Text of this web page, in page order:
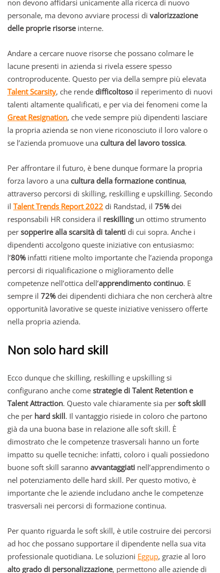
non devono affidarsi unicamente alla ricerca di nuovo
personale, ma devono avviare processi di valorizzazione
delle proprie risorseinterne.
Andare a cercare nuove risorse che possano colmare le
lacune presenti in azienda si rivela essere spesso
controproducente. Questo per via della sempre più elevata
Talent Scarsity, che rende difficoltoso il reperimento di nuovi
talenti altamente qualificati, e per via dei fenomeni come la
Great Resignation, che vede sempre più dipendenti lasciare
la propria azienda se non viene riconosciuto il loro valore o
se l’azienda promuove una cultura del lavoro tossica.
Per affrontare il futuro, è bene dunque formare la propria
forza lavoro a una cultura della formazione continua,
attraverso percorsi di skilling, reskilling e upskilling. Secondo
il Talent Trends Report 2022 di Randstad, il 75%dei
responsabili HR considera il reskilling un ottimo strumento
per sopperire alla scarsità di talenti di cui sopra. Anche i
dipendenti accolgono queste iniziative con entusiasmo:
l’80%infatti ritiene molto importante che l’azienda proponga
percorsi di riqualificazione o miglioramento delle
competenze nell’ottica dell’apprendimento continuo. E
sempre il 72%dei dipendenti dichiara che non cercherà altre
opportunità lavorative se queste iniziative venissero offerte
nella propria azienda.
Non solo hard skill
Ecco dunque che skilling, reskilling e upskilling si
configurano anche come strategie di Talent Retention e
Talent Attraction. Questo vale chiaramente sia per soft skill
che per hard skill. Il vantaggio risiede in coloro che partono
già da una buona base in relazione alle soft skill. È
dimostrato che le competenze trasversali hanno un forte
impatto su quelle tecniche: infatti, coloro i quali possiedono
buone soft skill saranno avvantaggiati nell’apprendimento o
nel potenziamento delle hard skill. Per questo motivo, è
importante che le aziende includano anche le competenze
trasversali nei percorsi di formazione continua.
Per quanto riguarda le soft skill, è utile costruire dei percorsi
ad hoc che possano supportare il dipendente nella sua vita
professionale quotidiana. Le soluzioni Eggup, grazie al loro
alto grado di personalizzazione, permettono alle aziende di